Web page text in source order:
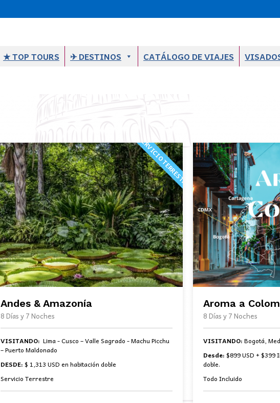
★ TOP TOURS ✈︎ DESTINOS CATÁLOGO DE VIAJES
SERVICIO TERRESTRE
Andes & Amazonía
8 Días y 7 Noches
VISITANDO: Lima - Cusco – Valle Sagrado - Machu Picchu
– Puerto Maldonado
DESDE: $ 1,313 USD en habitación doble
Servicio Terrestre
Aroma a
8 Días y 7 Noches
VISITANDO: Bogotá,
Desde:$899 USD + $399
doble.
Todo Incluido